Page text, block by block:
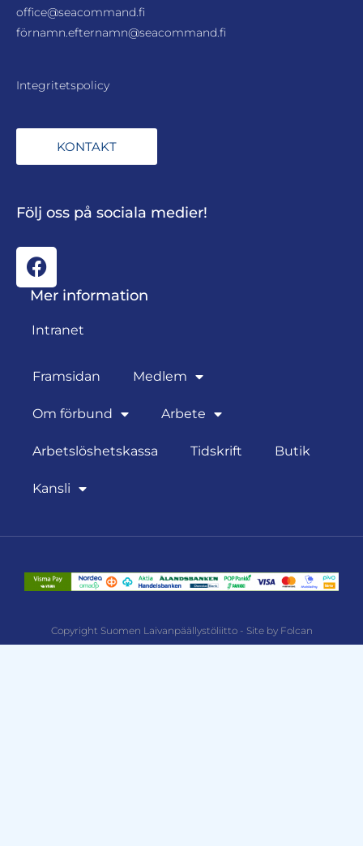
office@seacommand.fi
förnamn.efternamn@seacommand.fi
Integritetspolicy
KONTAKT
Följ oss på sociala medier!
Mer information
Intranet
Framsidan Medlem
Om förbund Arbete
Arbetslöshetskassa Tidskrift Butik
Kansli
Copyright Suomen Laivanpäällystöliitto - Site by Folcan